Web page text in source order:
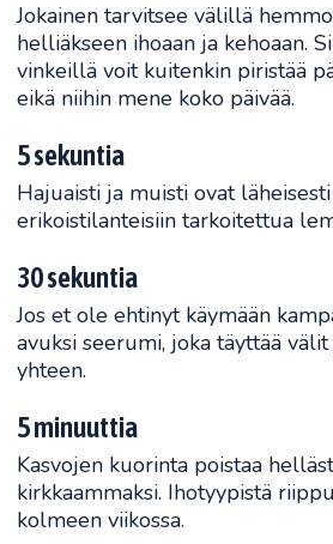
Jokainen tarvitsee välillä
helliäkseen ihoaan ja kehoaan.
vinkeillä voit kuitenkin piristää
eikä niihin mene koko päivää.
5 sekuntia
Hajuaisti ja muisti ovat
erikoistilanteisiin tarkoitettua
30 sekuntia
Jos et ole ehtinyt käymään
avuksi seerumi, joka täyttää
yhteen.
5 minuuttia
Kasvojen kuorinta poistaa
kirkkaammaksi. Ihotyypistä
kolmeen viikossa.